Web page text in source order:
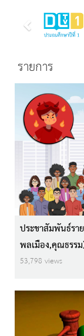
รายการ
ประชาสัมพันธ์รา
พลเมือง,คุณธรร
53,798 views